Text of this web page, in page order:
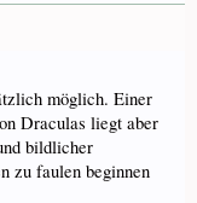
möglich. Einer
Draculas liegt aber
bildlicher
zu faulen beginnen